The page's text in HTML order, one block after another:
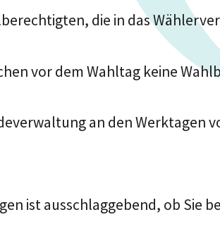
die in das
vor dem Wahltag keine
an den Werktagen
ist ausschlaggebend, ob Sie